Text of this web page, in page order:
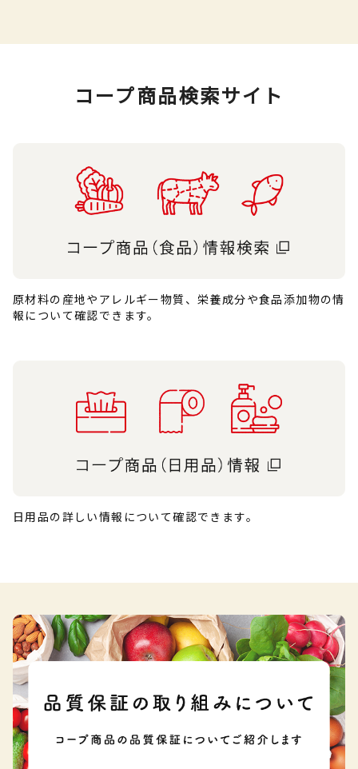
コープ商品検索サイト
原材料の産地やアレルギー物質、栄養成分や食品添加物の情
報について確認できます。
日用品の詳しい情報について確認できます。